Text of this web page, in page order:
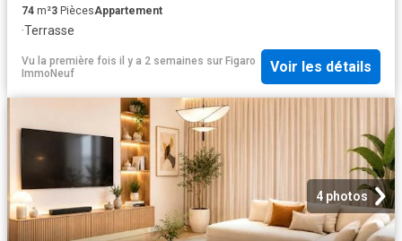
74 m²3 PiècesAppartement
·Terrasse
Vu la première fois il y a 2 semaines sur Figaro
ImmoNeuf
Voir les détails
4 photos